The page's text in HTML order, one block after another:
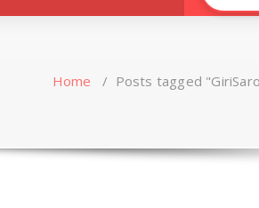
Home / Posts tagged